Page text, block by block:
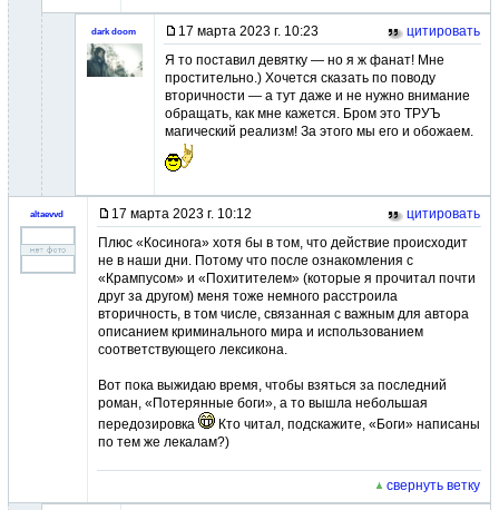
dark doom 17 марта 2023 г. 10:23
цитировать
Я то поставил девятку — но я ж фанат! Мне
простительно.) Хочется сказать по поводу
вторичности — а тут даже и не нужно внимание
обращать, как мне кажется. Бром это ТРУЪ
магический реализм! За этого мы его и обожаем.
altaevvd 17 марта 2023 г. 10:12
цитировать
Плюс «Косинога» хотя бы в том, что действие происходит
не в наши дни. Потому что после ознакомления с
«Крампусом» и «Похитителем» (которые я прочитал почти
друг за другом) меня тоже немного расстроила
вторичность, в том числе, связанная с важным для автора
описанием криминального мира и использованием
соответствующего лексикона.
Вот пока выжидаю время, чтобы взяться за последний
роман, «Потерянные боги», а то вышла небольшая
передозировка
Кто читал, подскажите, «Боги» написаны
по тем же лекалам?)
свернуть ветку